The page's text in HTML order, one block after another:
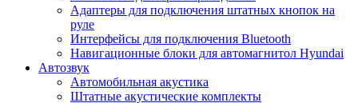
Адаптеры для подключения штатных кнопок на
руле
Интерфейсы для подключения Bluetooth
Навигационные блоки для автомагнитол Hyundai
Автозвук
Автомобильная акустика
Штатные акустические комплекты